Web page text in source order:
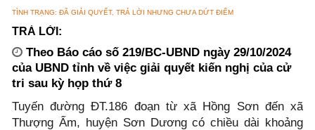
TÌNH TRẠNG: ĐÃ GIẢI QUYẾT, TRẢ LỜI NHƯNG CHƯA DỨT ĐIỂM
TRẢ LỜI:
Theo Báo cáo số 219/BC-UBND ngày 29/10/2024
của UBND tỉnh về việc giải quyết kiến nghị của cử
tri sau kỳ họp thứ 8
Tuyến đường ĐT.186 đoạn từ xã Hồng Sơn đến xã
Thượng Ấm, huyện Sơn Dương có chiều dài khoảng